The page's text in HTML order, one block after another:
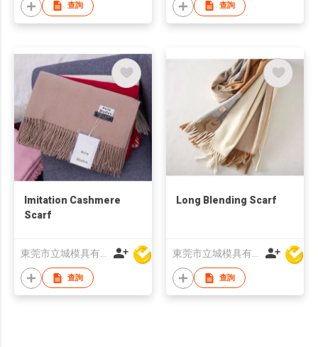
查詢 查詢
Imitation Cashmere
Scarf
查詢
Long Blending Scarf
查詢